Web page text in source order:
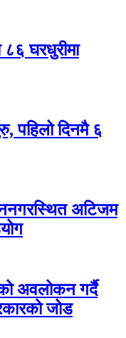
घरधुरीमा
पहिलो दिनमै ६
अटिजम
अवलोकन गर्दै
जोड